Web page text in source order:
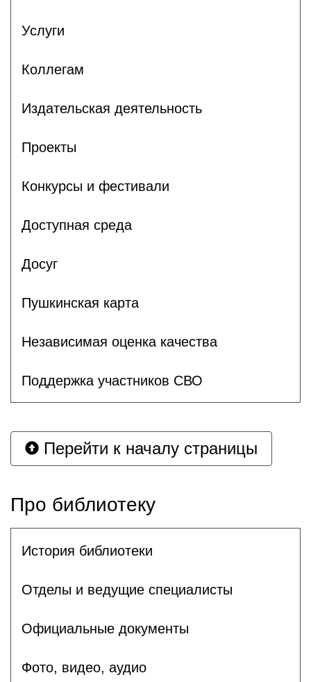
Услуги
Коллегам
Издательская деятельность
Проекты
Конкурсы и фестивали
Доступная среда
Досуг
Пушкинская карта
Независимая оценка качества
Поддержка участников СВО
Перейти к началу страницы
Про библиотеку
История библиотеки
Отделы и ведущие специалисты
Официальные документы
Фото, видео, аудио